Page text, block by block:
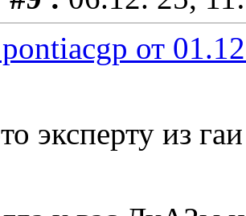
от
эксперту из